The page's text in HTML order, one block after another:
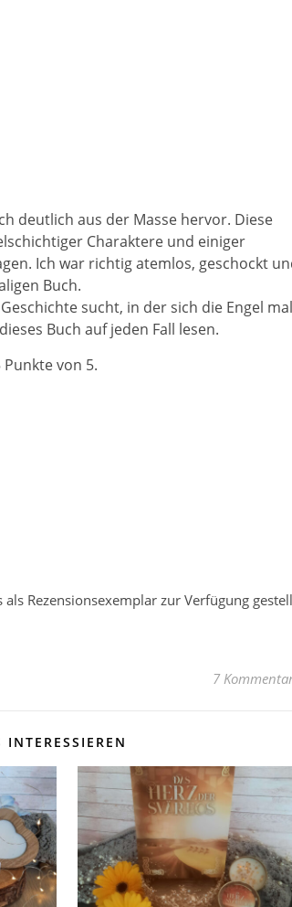
deutlich aus der Masse hervor. Diese
Charaktere und einiger
Ich war richtig atemlos, geschockt
Buch.
sucht, in der sich die Engel mal
Buch auf jeden Fall lesen.
von 5.
Rezensionsexemplar zur Verfügung
7